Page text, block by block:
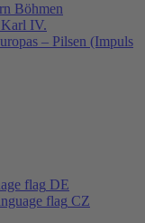
Böhmen
Karl IV.
– Pilsen (Impuls
DE
CZ